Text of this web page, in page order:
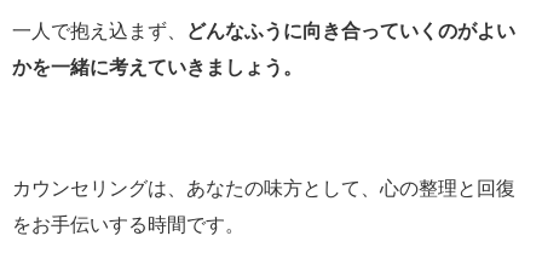
一人で抱え込まず、
どんなふうに向き合っていくのがよい
かを一緒に考えていきましょう。
カウンセリングは、あなたの味方として、心の整理と回復
をお手伝いする時間です。